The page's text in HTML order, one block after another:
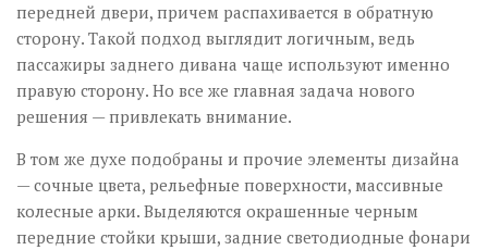
передней двери, причем распахивается в обратную
сторону. Такой подход выглядит логичным, ведь
пассажиры заднего дивана чаще используют именно
правую сторону. Но все же главная задача нового
решения — привлекать внимание.
В том же духе подобраны и прочие элементы дизайна
— сочные цвета, рельефные поверхности, массивные
колесные арки. Выделяются окрашенные черным
передние стойки крыши, задние светодиодные фонари